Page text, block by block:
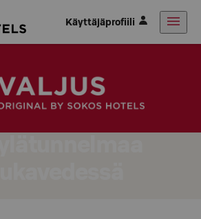
Käyttäjäprofiili